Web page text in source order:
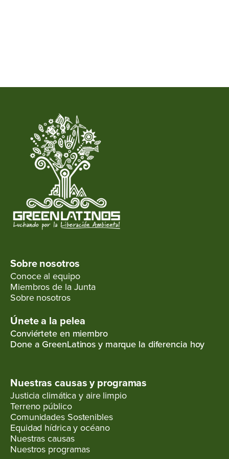
necesitan inversión, apoyo y
También implica ser honestos sobre
lo que no funciona. No podemos
depender de soluciones que dicen
avanzar pero mantienen la
dependencia a los combustibles
fósiles. Si no reducimos las
emisiones desde la fuente, no
estamos resolviendo el problema.
Además, no podemos ignorar el
contexto más amplio. Los
combustibles fósiles están ligados a
conflictos globales, militarización y
Lo que está
impulsando
GreenLatinos
GreenLatinos estamos enfocados en:
Construir solidaridad entre países:
Fortalecer las relaciones entre
comunidades latinas en Estados
Unidos y comunidades en América
Latina, reconociendo que nuestras
Sobre nosotros
Conoce al equipo
Miembros de la Junta
Sobre nosotros
Únete a la pelea
Conviértete en miembro
Done a GreenLatinos y marque la diferencia hoy
Nuestras causas y programas
Justicia climática y aire limpio
Terreno público
Comunidades Sostenibles
Equidad hídrica y océano
Nuestras causas
Nuestros programas